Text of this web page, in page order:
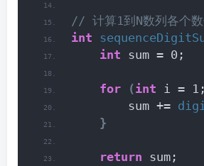
// 计算1到N数列各个数
int
int sum = 0;
for (int i =
        sum +=
}
return sum;